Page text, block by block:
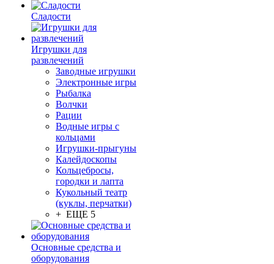
Сладости
Игрушки для
развлечений
Заводные игрушки
Электронные игры
Рыбалка
Волчки
Рации
Водные игры с
кольцами
Игрушки-прыгуны
Калейдоскопы
Кольцебросы,
городки и лапта
Кукольный театр
(куклы, перчатки)
+ ЕЩЕ 5
Основные средства и
оборудования